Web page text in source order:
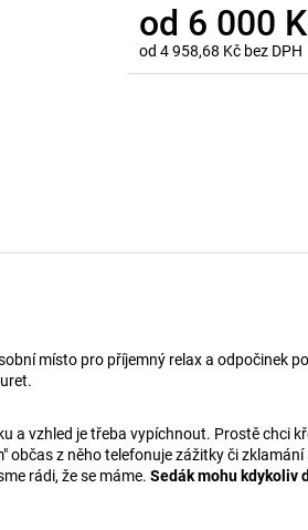
od 6 000
od 4 958,68 Kč bez DPH
Měrná
místo pro příjemný relax a odpočinek
a vzhled je třeba vypíchnout. Prostě chci
z něho telefonuje zážitky či
rádi, že se máme. Sedák mohu kdykoliv